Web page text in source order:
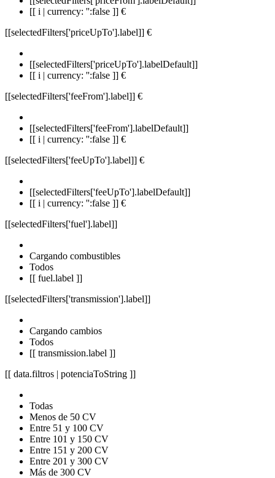
[[ i | currency: '':false ]] €
[[selectedFilters['priceUpTo'].label]] €
[[selectedFilters['priceUpTo'].labelDefault]]
[[ i | currency: '':false ]] €
[[selectedFilters['feeFrom'].label]] €
[[selectedFilters['feeFrom'].labelDefault]]
[[ i | currency: '':false ]] €
[[selectedFilters['feeUpTo'].label]] €
[[selectedFilters['feeUpTo'].labelDefault]]
[[ i | currency: '':false ]] €
[[selectedFilters['fuel'].label]]
Cargando combustibles
Todos
[[ fuel.label ]]
[[selectedFilters['transmission'].label]]
Cargando cambios
Todos
[[ transmission.label ]]
[[ data.filtros | potenciaToString ]]
Todas
Menos de 50 CV
Entre 51 y 100 CV
Entre 101 y 150 CV
Entre 151 y 200 CV
Entre 201 y 300 CV
Más de 300 CV